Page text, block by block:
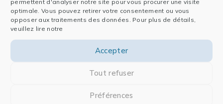
permettent d'analyser notre site pour vous procurer une visite
optimale. Vous pouvez retirer votre consentement ou vous
opposer aux traitements des données. Pour plus de détails,
veuillez lire notre
Accepter
Tout refuser
Préférences
La nostra forza è che abbiamo sviluppato una
metodologiaper accompagnarvi,passo dopo passo,
nei vostri progetti di formazione: